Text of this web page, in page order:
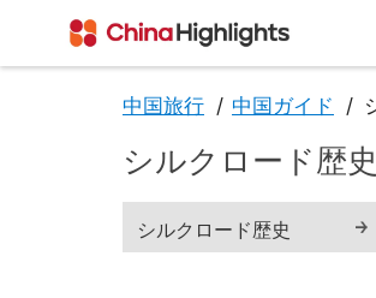
会社情報
中国旅行 中国ガイド
シルクロード歴史
シルクロード歴史